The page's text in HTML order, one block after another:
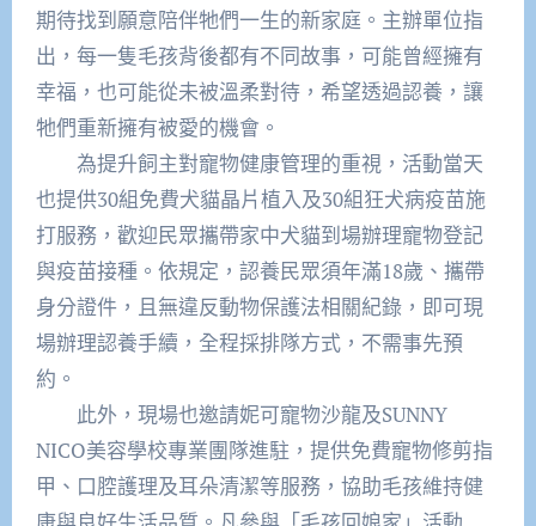
期待找到願意陪伴牠們一生的新家庭。主辦單位指
出，每一隻毛孩背後都有不同故事，可能曾經擁有
幸福，也可能從未被溫柔對待，希望透過認養，讓
牠們重新擁有被愛的機會。
為提升飼主對寵物健康管理的重視，活動當天
也提供30組免費犬貓晶片植入及30組狂犬病疫苗施
打服務，歡迎民眾攜帶家中犬貓到場辦理寵物登記
與疫苗接種。依規定，認養民眾須年滿18歲、攜帶
身分證件，且無違反動物保護法相關紀錄，即可現
場辦理認養手續，全程採排隊方式，不需事先預
約。
此外，現場也邀請妮可寵物沙龍及SUNNY
NICO美容學校專業團隊進駐，提供免費寵物修剪指
甲、口腔護理及耳朵清潔等服務，協助毛孩維持健